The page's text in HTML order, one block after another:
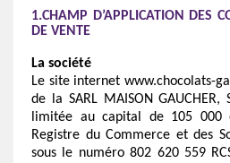
1.CHAMP D’APPLICATION DES
DE VENTE
La société
Le site internet www.chocolats-
de la SARL MAISON
limitée au capital de 105 000
Registre du Commerce et des
sous le numéro 802 620 559